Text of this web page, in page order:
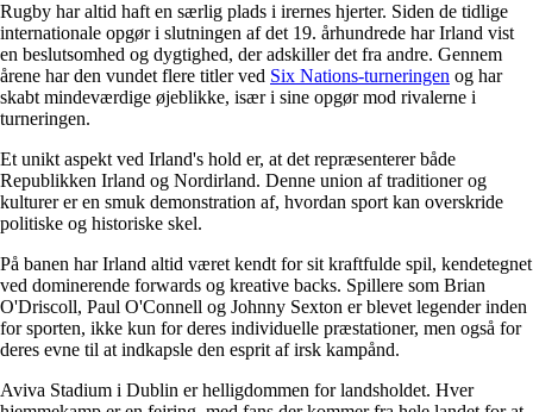
Rugby har altid haft en særlig plads i irernes hjerter. Siden de tidlige
internationale opgør i slutningen af det 19. århundrede har Irland vist
en beslutsomhed og dygtighed, der adskiller det fra andre. Gennem
årene har den vundet flere titler ved Six Nations-turneringen og har
skabt mindeværdige øjeblikke, især i sine opgør mod rivalerne i
turneringen.
Et unikt aspekt ved Irland's hold er, at det repræsenterer både
Republikken Irland og Nordirland. Denne union af traditioner og
kulturer er en smuk demonstration af, hvordan sport kan overskride
politiske og historiske skel.
På banen har Irland altid været kendt for sit kraftfulde spil, kendetegnet
ved dominerende forwards og kreative backs. Spillere som Brian
O'Driscoll, Paul O'Connell og Johnny Sexton er blevet legender inden
for sporten, ikke kun for deres individuelle præstationer, men også for
deres evne til at indkapsle den esprit af irsk kampånd.
Aviva Stadium i Dublin er helligdommen for landsholdet. Hver